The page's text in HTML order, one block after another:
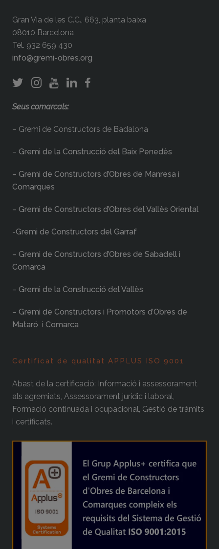
Gran Via de les C.C., 663, planta baixa
08010 Barcelona
Tel. 932 659 430
info@gremi-obres.org
Seus comarcals:
– Gremi de Constructors de Badalona
– Gremi de la Construcció del Baix Penedès
– Gremi de Constructors d’Obres de Manresa i
Comarques
– Gremi de Constructors d’Obres del Vallès Oriental
-Gremi de Constructors del Garraf
– Gremi de Constructors d’Obres de Sabadell i
Comarca
– Gremi de la Construcció del Vallès
– Gremi de Constructors i Promotors d’Obres de
Mataró i Comarca
Certificat de qualitat APPLUS ISO 9001
Abast de la certificació: Informació i assessorament
als agremiats, Assessorament jurídic i laboral,
Formació continuada i ocupacional, Gestió de tràmits
i certificats.